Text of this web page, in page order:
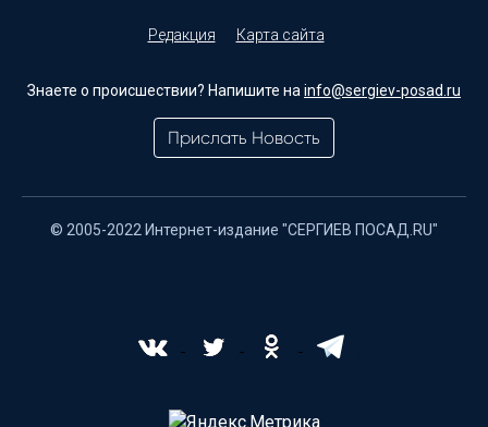
Редакция Карта сайта
Знаете о происшествии? Напишите на info@sergiev-posad.ru
Прислать Новость
© 2005-2022 Интернет-издание "СЕРГИЕВ ПОСАД.RU"